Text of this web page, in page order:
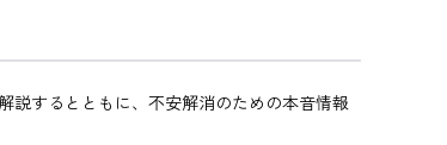
説するとともに、不安解消のための本音情報